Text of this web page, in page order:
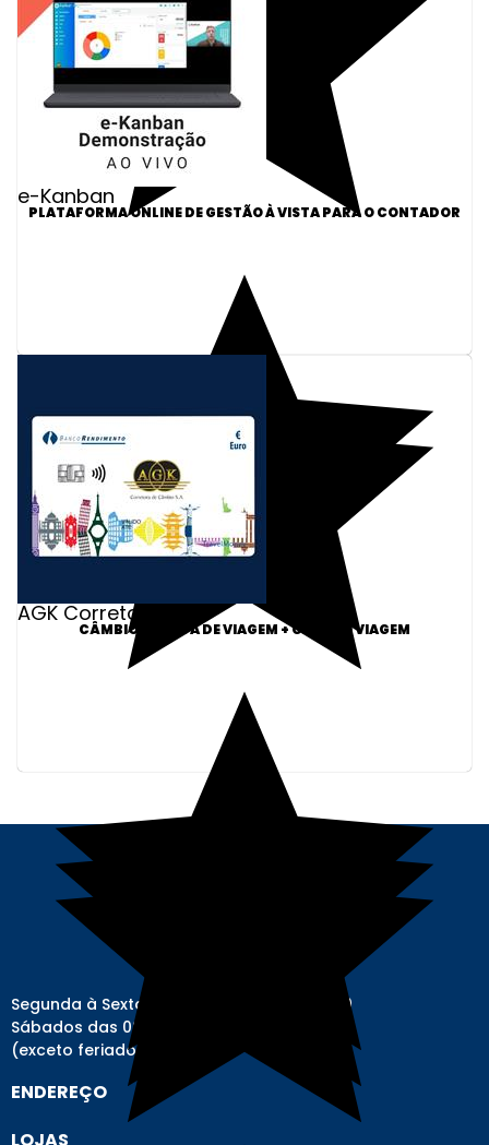
e-Kanban
PLATAFORMA ONLINE DE GESTÃO À VISTA PARA O CONTADOR
AGK Corretora
CÂMBIO E VENDA DE VIAGEM + CARTÃO VIAGEM
Segunda à Sexta-feira das 08h00 às 17h00
Sábados das 08h00 às 12h00
(exceto feriados)
ENDEREÇO